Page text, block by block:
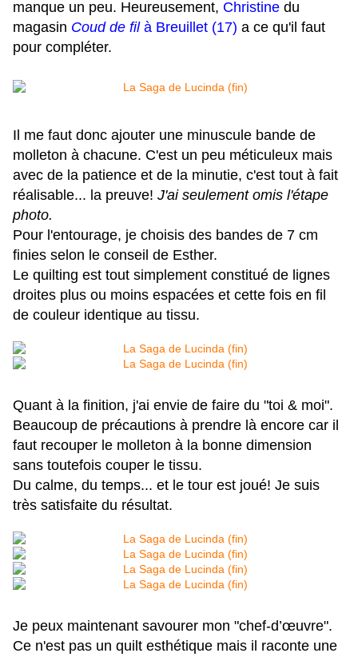
manque un peu. Heureusement, Christine du
magasin Coud de filà Breuillet (17) a ce qu'il faut
pour compléter.
Il me faut donc ajouter une minuscule bande de
molleton à chacune. C'est un peu méticuleux mais
avec de la patience et de la minutie, c'est tout à fait
réalisable... la preuve! J'ai seulement omis l'étape
photo.
Pour l'entourage, je choisis des bandes de 7 cm
finies selon le conseil de Esther.
Le quilting est tout simplement constitué de lignes
droites plus ou moins espacées et cette fois en fil
de couleur identique au tissu.
Quant à la finition, j'ai envie de faire du "toi & moi".
Beaucoup de précautions à prendre là encore car il
faut recouper le molleton à la bonne dimension
sans toutefois couper le tissu.
Du calme, du temps... et le tour est joué! Je suis
très satisfaite du résultat.
Je peux maintenant savourer mon "chef-d’œuvre".
Ce n'est pas un quilt esthétique mais il raconte une